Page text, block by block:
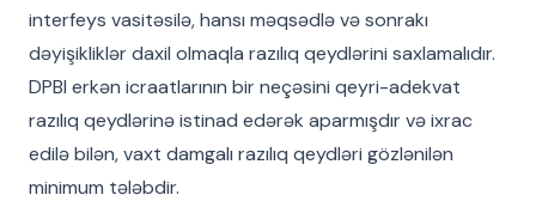
interfeys vasitəsilə, hansı məqsədlə və sonrakı
dəyişikliklər daxil olmaqla razılıq qeydlərini saxlamalıdır.
DPBI erkən icraatlarının bir neçəsini qeyri-adekvat
razılıq qeydlərinə istinad edərək aparmışdır və ixrac
edilə bilən, vaxt damgalı razılıq qeydləri gözlənilən
minimum tələbdir.